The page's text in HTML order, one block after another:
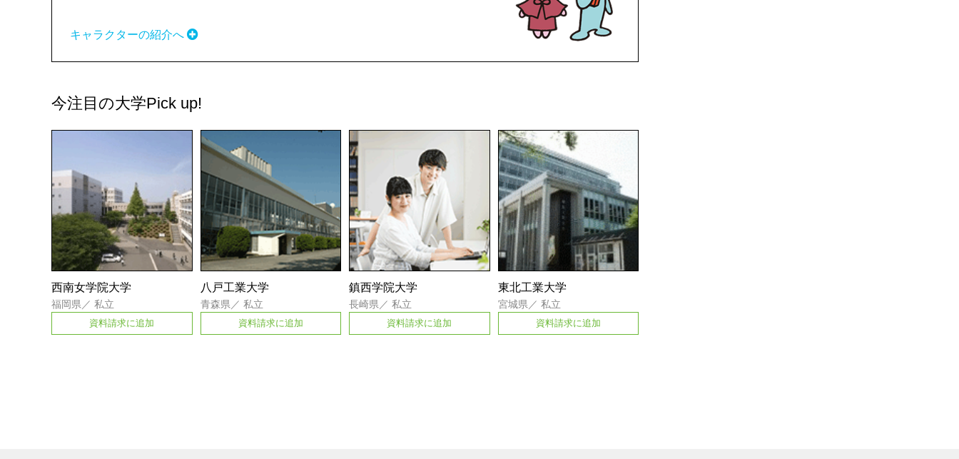
キャラクターの紹介へ
今注目の大学Pick up!
西南女学院大学
福岡県 ／ 私立
資料請求に追加
八戸工業大学
青森県 ／ 私立
資料請求に追加
鎮西学院大学
長崎県 ／私立
資料請求に追加
東北工業大学
宮城県 ／ 私立
資料請求に追加